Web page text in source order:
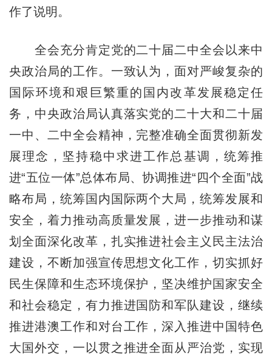
作了说明。
全会充分肯定党的二十届二中全会以来中
央政治局的工作。一致认为，面对严峻复杂的
国际环境和艰巨繁重的国内改革发展稳定任
务，中央政治局认真落实党的二十大和二十届
一中、二中全会精神，完整准确全面贯彻新发
展理念，坚持稳中求进工作总基调，统筹推
进“五位一体”总体布局、协调推进“四个全面”战
略布局，统筹国内国际两个大局，统筹发展和
安全，着力推动高质量发展，进一步推动和谋
划全面深化改革，扎实推进社会主义民主法治
建设，不断加强宣传思想文化工作，切实抓好
民生保障和生态环境保护，坚决维护国家安全
和社会稳定，有力推进国防和军队建设，继续
推进港澳工作和对台工作，深入推进中国特色
大国外交，一以贯之推进全面从严治党，实现